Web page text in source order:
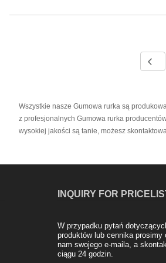
Wszystkie nasze Gumowa rurka są
z profesjonalnych Gumowa rurka
wysokiej jakości są tanie, możesz
INQUIRY FOR
W przypadku pytań
produktów lub cennika prosimy
nam swojego e-maila, a
ciągu 24 godzin.
2024/